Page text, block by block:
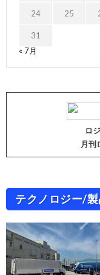
24 25
31
« 7月
ロ
月刊
テクノロジー/